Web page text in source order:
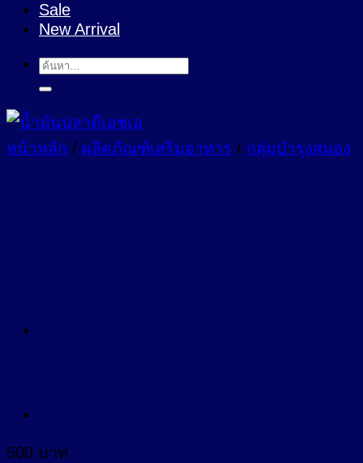
Sale
New Arrival
ค้นหา:
หน้าหลัก / ผลิตภัณฑ์เสริมอาหาร / กลุ่มบำรุงสมอง
500 บาท